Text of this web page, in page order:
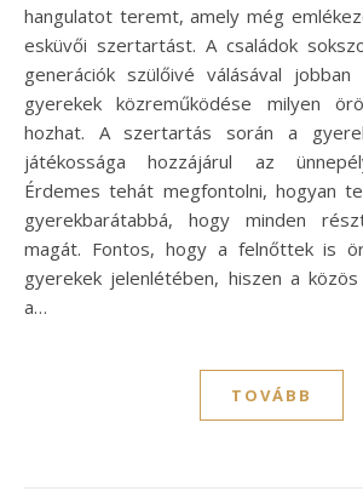
hangulatot teremt, amely még
esküvői szertartást. A családok
generációk szülőivé válásával
gyerekek közreműködése milyen
hozhat. A szertartás során a
játékossága hozzájárul az
Érdemes tehát megfontolni, hogyan
gyerekbarátabbá, hogy minden
magát. Fontos, hogy a felnőttek is
gyerekek jelenlétében, hiszen a
a…
TOVÁBB